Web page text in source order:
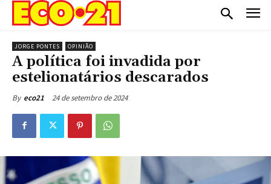
JORGE PONTES OPINIÃO
A política foi invadida por
estelionatários descarados
By eco21 24 de setembro de 2024